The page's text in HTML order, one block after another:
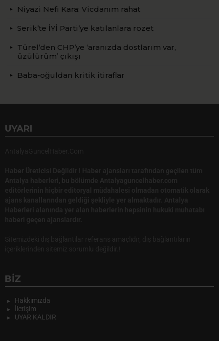
Niyazi Nefi Kara: Vicdanım rahat
Serik’te İYİ Parti’ye katılanlara rozet
Türel’den CHP’ye ‘aranızda dostlarım var,
üzülürüm’ çıkışı
Baba-oğuldan kritik itiraflar
UYARI
BIZ
Hakkımızda
İletişim
UYAR KALDIR